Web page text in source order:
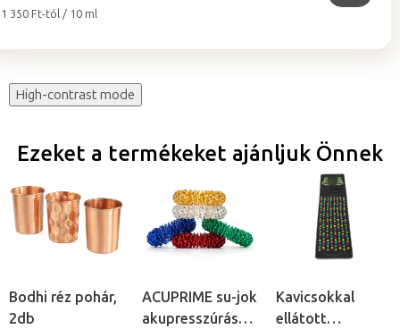
Egységár:
1 350 Ft-tól / 10 ml
High-contrast mode
Ezeket a termékeket ajánljuk Önnek
Bodhi réz pohár,
2db
ACUPRIME su-jok
akupresszúrás
Kavicsokkal
ellátott